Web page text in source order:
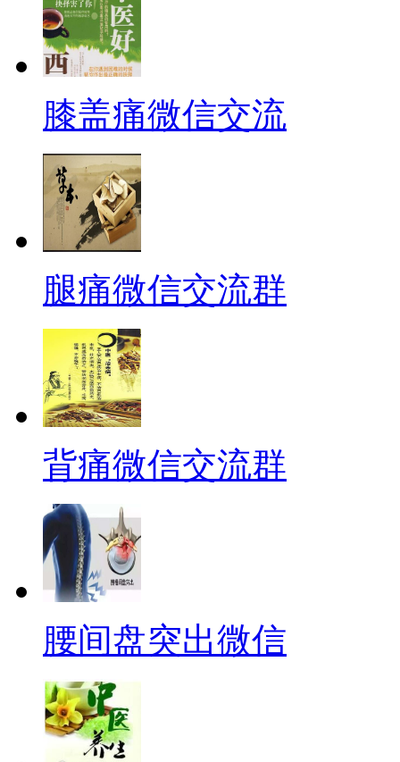
膝盖痛微信交流
腿痛微信交流群
背痛微信交流群
腰间盘突出微信